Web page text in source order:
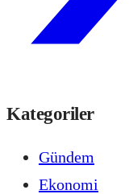
Kategoriler
Gündem
Ekonomi